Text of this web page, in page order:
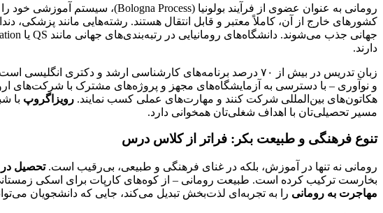
رومانی به عنوان عضوی از فرآیند بولونیا (Bologna Process)، سیستم آموزشی خود را با استانداردهای اروپایی همگام کرده است. این بدان معناست که مدارک
دارند.
زبان تدریس در بیش از ۷۰ درصد برنامه‌های کارشناسی ارشد و
و نوآوری – با دسترسی به آزمایشگاه‌های مجهز و پروژه‌های مشترک با شرکت‌های
هکاتون‌های بین‌المللی شرکت کنند و مهارت‌های عملی کسب نمایند. رویزاگروپ با
مسیر تحصیلی‌تان با اهداف شغلی‌تان همخوانی دارد.
تنوع فرهنگی و طبیعت بکر: فراتر از کلاس درس
رومانی نه تنها در آموزش، بلکه در غنای فرهنگی و طبیعی، بی‌رقیب است.تحصیل در
بخارست ترکیب کرده است. طبیعت رومانی – از کوه‌های کارپات برای اسکی
مهاجرت به رومانی را به تجربه‌ای لذت‌بخش تبدیل می‌کند، جایی که دانشجویان